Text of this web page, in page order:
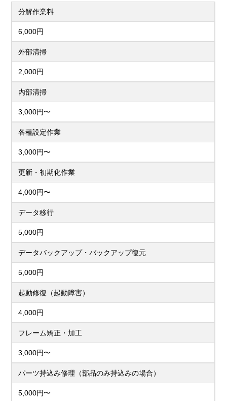
分解作業料
6,000円
外部清掃
2,000円
内部清掃
3,000円〜
各種設定作業
3,000円〜
更新・初期化作業
4,000円〜
データ移行
5,000円
データバックアップ・バックアップ復元
5,000円
起動修復（起動障害）
4,000円
フレーム矯正・加工
3,000円〜
パーツ持込み修理（部品のみ持込みの場合）
5,000円〜